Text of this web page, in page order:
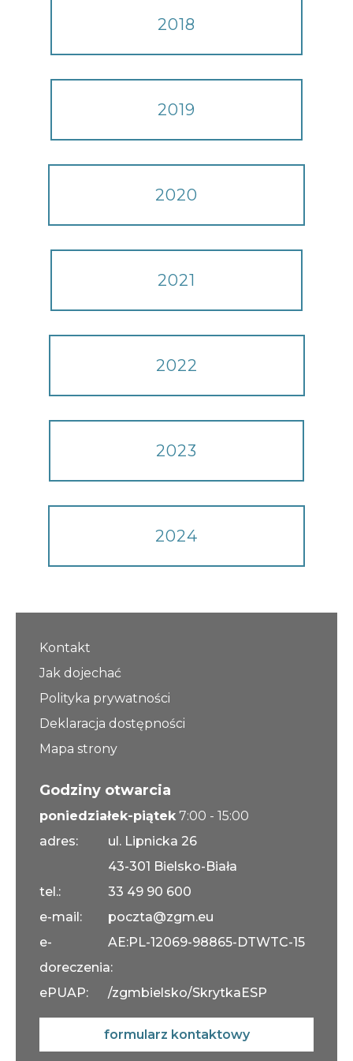
2018
2019
2020
2021
2022
2023
2024
Kontakt
Jak dojechać
Polityka prywatności
Deklaracja dostępności
Mapa strony
Godziny otwarcia
poniedziałek-piątek 7:00 - 15:00
adres:
ul. Lipnicka 26
43-301 Bielsko-Biała
tel.:
33 49 90 600
e-mail:
poczta@zgm.eu
e-
doreczenia:
AE:PL-12069-98865-DTWTC-15
ePUAP: /zgmbielsko/SkrytkaESP
formularz kontaktowy